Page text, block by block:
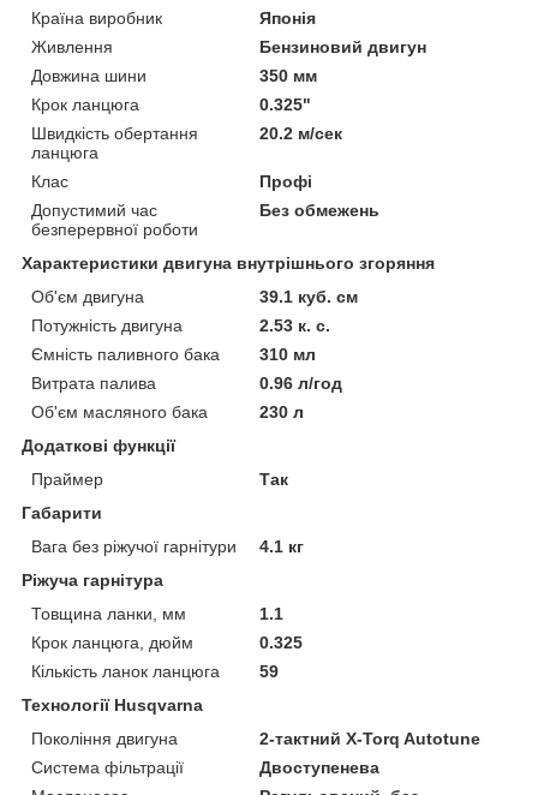
Країна виробник
Японія
Живлення
Бензиновий двигун
Довжина шини
350 мм
Крок ланцюга
0.325"
Швидкість обертання
ланцюга
20.2 м/сек
Клас
Профі
Допустимий час
безперервної роботи
Без обмежень
Характеристики двигуна внутрішнього згоряння
Об'єм двигуна
39.1 куб. см
Потужність двигуна
2.53 к. с.
Ємність паливного бака
310 мл
Витрата палива
0.96 л/год
Об'єм масляного бака
230 л
Додаткові функції
Праймер
Так
Габарити
Вага без ріжучої гарнітури
4.1 кг
Ріжуча гарнітура
Товщина ланки, мм
1.1
Крок ланцюга, дюйм
0.325
Кількість ланок ланцюга
59
Технології Husqvarna
Покоління двигуна
2-тактний X-Torq Autotune
Система фільтрації
Двоступенева